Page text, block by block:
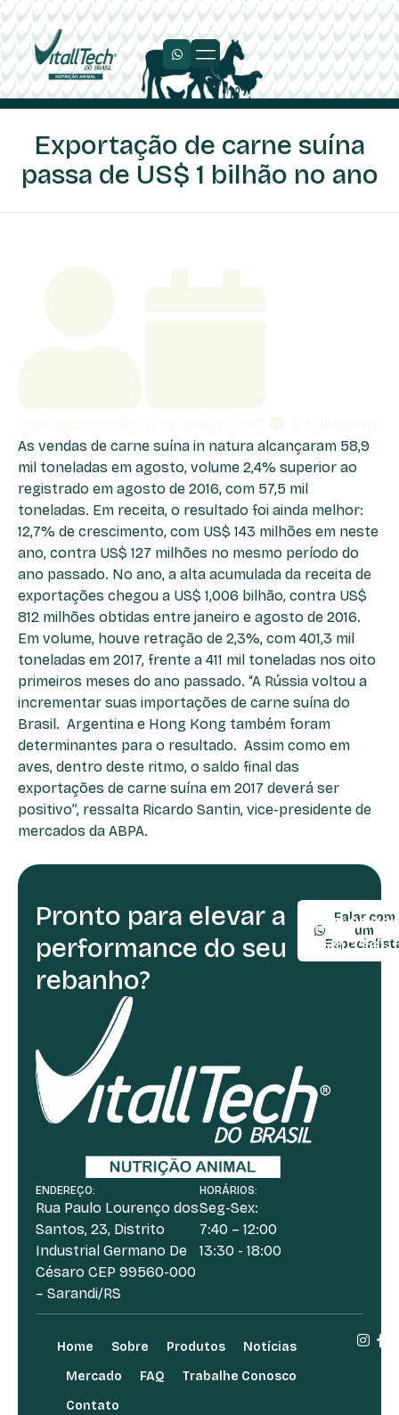
Exportação de carne suína
passa de US$ 1 bilhão no ano
As vendas de carne suína in natura alcançaram 58,9
mil toneladas em agosto, volume 2,4% superior ao
registrado em agosto de 2016, com 57,5 mil
toneladas. Em receita, o resultado foi ainda melhor:
12,7% de crescimento, com US$ 143 milhões em neste
ano, contra US$ 127 milhões no mesmo período do
ano passado. No ano, a alta acumulada da receita de
exportações chegou a US$ 1,006 bilhão, contra US$
812 milhões obtidas entre janeiro e agosto de 2016.
Em volume, houve retração de 2,3%, com 401,3 mil
toneladas em 2017, frente a 411 mil toneladas nos oito
primeiros meses do ano passado. “A Rússia voltou a
incrementar suas importações de carne suína do
Brasil. Argentina e Hong Kong também foram
determinantes para o resultado. Assim como em
aves, dentro deste ritmo, o saldo final das
exportações de carne suína em 2017 deverá ser
positivo”, ressalta Ricardo Santin, vice-presidente de
mercados da ABPA.
Pronto para elevar a
performance do seu
rebanho?
Falar com
um
TELEFONE:
(54)
(54) 3361-
ENDEREÇO:
Rua Paulo Lourenço dos
Santos, 23, Distrito
Industrial Germano De
Césaro CEP 99560-000
– Sarandi/RS
HORÁRIOS:
Seg-Sex:
7:40 – 12:00
13:30 - 18:00
Home Sobre Produtos
Notícias
Mercado
FAQ
Trabalhe Conosco
Contato